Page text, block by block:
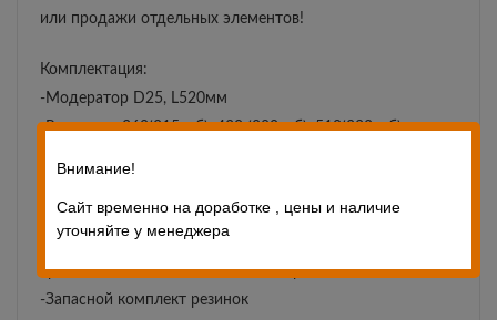
или продажи отдельных элементов!
Комплектация:
-Модератор D25, L520мм
-Резервуар 360(215куб), 430 (280куб), 510(332куб) с
МР-60 D13
-Втулка ствольная D13 L16мм для второй точки
крепления оптики по мимо восьмерки
-Запасной комплект резинок
Внимание!
Сайт временно на доработке , цены и наличие
уточняйте у менеджера